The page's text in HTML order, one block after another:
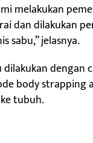
melakukan
dan dilakukan
sabu,” jelasnya.
dengan
body strapping
tubuh.